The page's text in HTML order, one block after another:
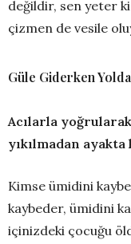
değildir, sen yeter
çizmen de vesile
Güle Giderken
Acılarla
yıkılmadan
Kimse ümidini
kaybeder, ümidini
içinizdeki çocuğu